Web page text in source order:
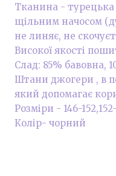
Тканина -
щільним начосом
не линяє, не
Високої якості
Слад: 85% бавовна,
Штани джогери , в
який допомагає
Розміри - 146-
Колір- чорний